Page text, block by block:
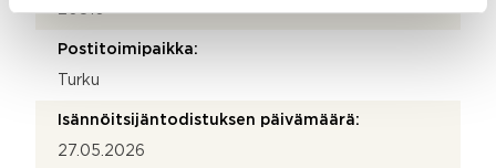
20810
Postitoimipaikka:
Turku
Isännöitsijäntodistuksen päivämäärä:
27.05.2026